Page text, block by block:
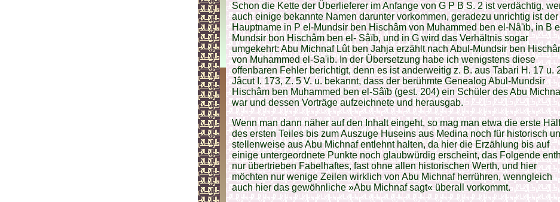
Schon die Kette der Überlieferer im Anfange von G P В S. 2 ist verdächtig,
auch einige bekannte Namen darunter vorkommen, geradezu unrichtig ist der
Hauptname in P el-Mundsir ben Hischâm von Muhammed ben el-Nâ'ïb, in В
Mundsir bon Hischâm ben el- Sâïb, und in G wird das Verhältnis sogar
umgekehrt: Abu Michnaf Lût ben Jahja erzählt nach Abul-Mundsir ben
von Muhammed el-Sa'ib. In der Übersetzung habe ich wenigstens diese
offenbaren Fehler berichtigt, denn es ist anderweitig z. B. aus Tabari H. 17 u.
Jâcut I. 173, Z. 5 V. u. bekannt, dass der berühmte Genealog Abul-Mundsir
Hischâm ben Muhammed ben el-Sâïb (gest. 204) ein Schüler des Abu
war und dessen Vorträge aufzeichnete und herausgab.
Wenn man dann näher auf den Inhalt eingeht, so mag man etwa die erste
des ersten Teiles bis zum Auszuge Huseins aus Medina noch für historisch
stellenweise aus Abu Michnaf entlehnt halten, da hier die Erzählung bis auf
einige untergeordnete Punkte noch glaubwürdig erscheint, das Folgende
nur übertrieben Fabelhaftes, fast ohne allen historischen Werth, und hier
möchten nur wenige Zeilen wirklich von Abu Michnaf herrühren, wenngleich
auch hier das gewöhnliche »Abu Michnaf sagt« überall vorkommt.